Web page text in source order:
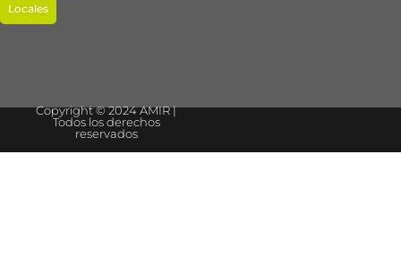
Locales
Copyright © 2024 AMIR |
Todos los derechos
reservados